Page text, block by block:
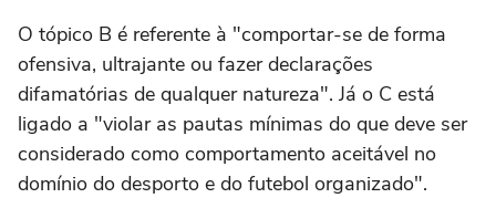
O tópico B é referente à "comportar-se de forma
ofensiva, ultrajante ou fazer declarações
difamatórias de qualquer natureza". Já o C está
ligado a "violar as pautas mínimas do que deve ser
considerado como comportamento aceitável no
domínio do desporto e do futebol organizado".